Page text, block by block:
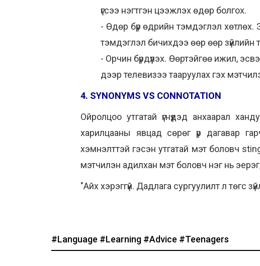
үгсээ нэгтгэн цээжлэх өдөр болгох.
- Өдөр бүр өдрийн тэмдэглэл
тэмдэглэл бичихдээ өөр өөр зүйлийн
- Орчин бүрдүүлэх. Өөртэйгөө ижил,
дээр телевизээ тааруулах гэх
4. SYNONYMS VS CONNOTATION
Ойролцоо утгатай үгнүүдэд анхаарал
харилцааны явцад сөрөг үр дагавар
хэмнэлттэй гэсэн утгатай мэт боловч
мэтчилэн адилхан мэт боловч нэг нь
"Айх хэрэггүй. Дадлага сургуулилт л төгс
#Language #Learning #Advice #Teenagers